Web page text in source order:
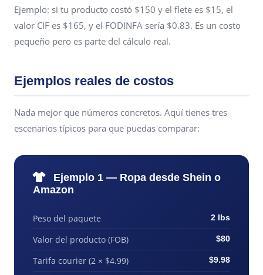
Ejemplo: si tu producto costó $150 y el flete es $15, el
valor CIF es $165, y el FODINFA sería $0.83. Es un costo
pequeño pero es parte del cálculo real.
Ejemplos reales de costos
Nada mejor que números concretos. Aquí tienes tres
escenarios típicos para que puedas comparar:
Ejemplo 1 — Ropa desde Shein o
Amazon
Peso del paquete 2 lbs
Valor del producto (FOB) $80
Tarifa courier (2 × $4.99) $9.98